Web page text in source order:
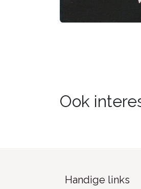
Ook
Handige links